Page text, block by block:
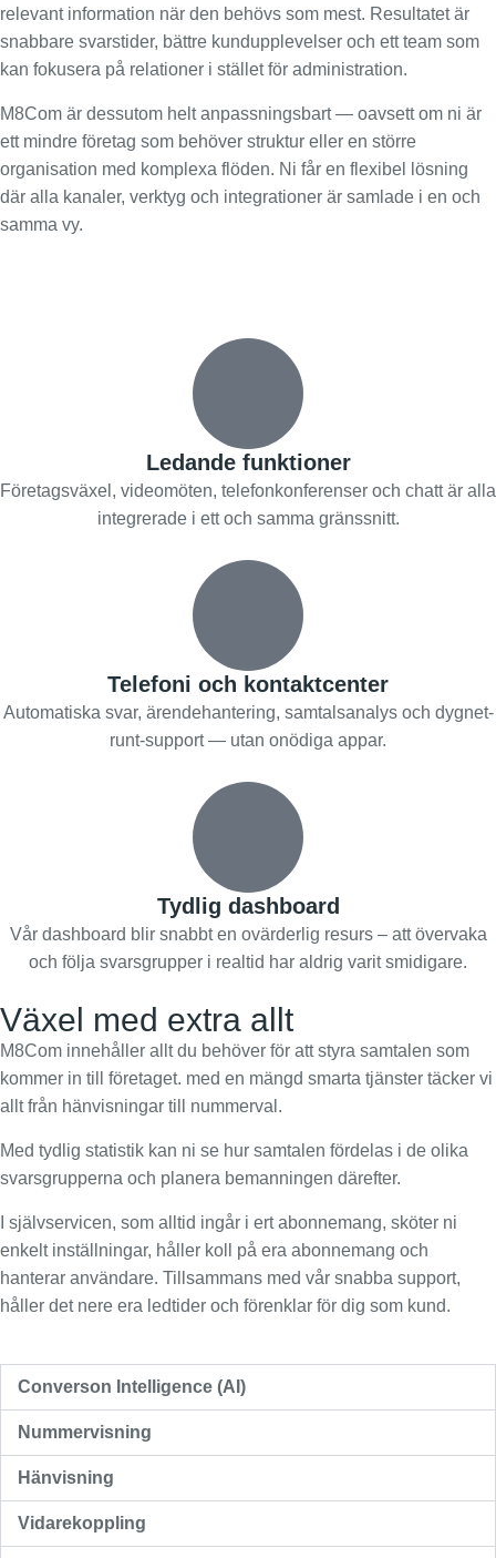
relevant information när den behövs som mest. Resultatet är
snabbare svarstider, bättre kundupplevelser och ett team som
kan fokusera på relationer i stället för administration.
M8Com är dessutom helt anpassningsbart — oavsett om ni är
ett mindre företag som behöver struktur eller en större
organisation med komplexa flöden. Ni får en flexibel lösning
där alla kanaler, verktyg och integrationer är samlade i en och
samma vy.
Ledande funktioner
Företagsväxel, videomöten, telefonkonferenser och chatt är alla
integrerade i ett och samma gränssnitt.
Telefoni och kontaktcenter
Automatiska svar, ärendehantering, samtalsanalys och dygnet-
runt-support — utan onödiga appar.
Tydlig dashboard
Vår dashboard blir snabbt en ovärderlig resurs – att övervaka
och följa svarsgrupper i realtid har aldrig varit smidigare.
Växel med extra allt
M8Com innehåller allt du behöver för att styra samtalen som
kommer in till företaget. med en mängd smarta tjänster täcker vi
allt från hänvisningar till nummerval.
Med tydlig statistik kan ni se hur samtalen fördelas i de olika
svarsgrupperna och planera bemanningen därefter.
I självservicen, som alltid ingår i ert abonnemang, sköter ni
enkelt inställningar, håller koll på era abonnemang och
hanterar användare. Tillsammans med vår snabba support,
håller det nere era ledtider och förenklar för dig som kund.
Converson Intelligence (AI)
Nummervisning
Hänvisning
Vidarekoppling